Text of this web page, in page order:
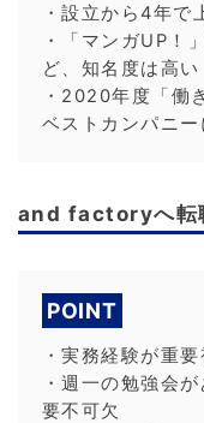
・設立から4年で
・「マンガUP！
ど、知名度は高い
・2020年度「働
ベストカンパニー
and factoryへ転
POINT
・実務経験が重
・週一の勉強会
要不可欠